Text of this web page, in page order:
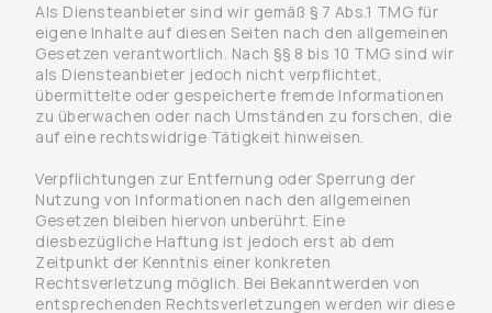
Als Diensteanbieter sind wir gemäß § 7 Abs.1 TMG für
eigene Inhalte auf diesen Seiten nach den allgemeinen
Gesetzen verantwortlich. Nach §§ 8 bis 10 TMG sind wir
als Diensteanbieter jedoch nicht verpflichtet,
übermittelte oder gespeicherte fremde Informationen
zu überwachen oder nach Umständen zu forschen, die
auf eine rechtswidrige Tätigkeit hinweisen.
Verpflichtungen zur Entfernung oder Sperrung der
Nutzung von Informationen nach den allgemeinen
Gesetzen bleiben hiervon unberührt. Eine
diesbezügliche Haftung ist jedoch erst ab dem
Zeitpunkt der Kenntnis einer konkreten
Rechtsverletzung möglich. Bei Bekanntwerden von
entsprechenden Rechtsverletzungen werden wir diese